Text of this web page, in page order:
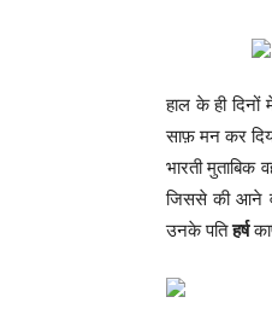
हाल के ही दिनों
साफ़ मन कर
भारती मुताबिक
जिससे की आने
उनके पतिहर्ष